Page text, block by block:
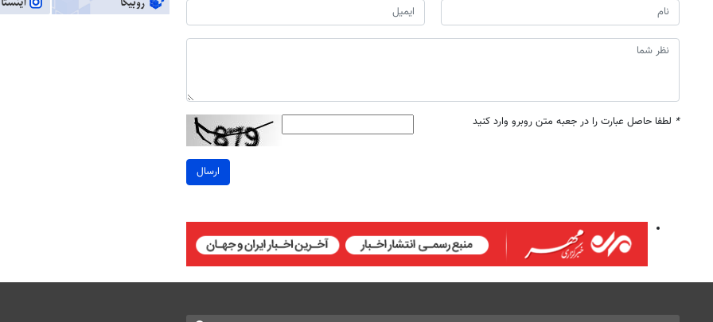
* لطفا حاصل عبارت را در جعبه متن روبرو وارد کنید
ارسال